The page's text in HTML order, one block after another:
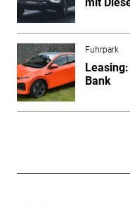
Fuhrpark
Bank